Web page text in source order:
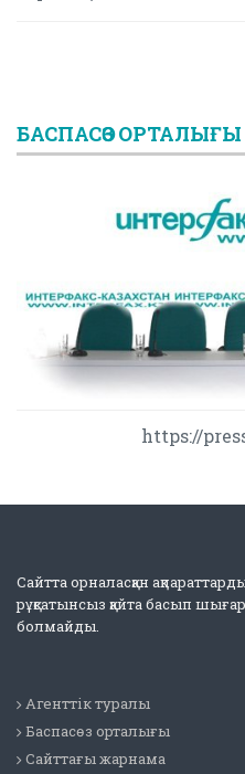
БАСПАСӨЗ ОРТАЛЫҒЫ
https://
Сайтта орналасқан
рұқсатынсыз қайта басып
болмайды.
Агенттік туралы
Баспасөз орталығы
Сайттағы жарнама